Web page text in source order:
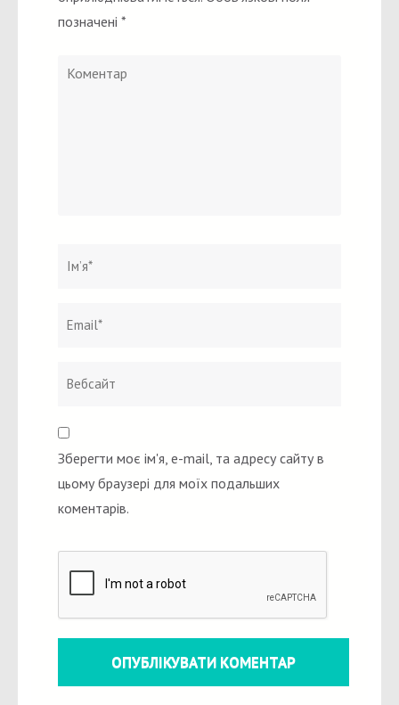
позначені *
Коментар
Зберегти моє ім'я, e-mail, та адресу сайту в
цьому браузері для моїх подальших
коментарів.